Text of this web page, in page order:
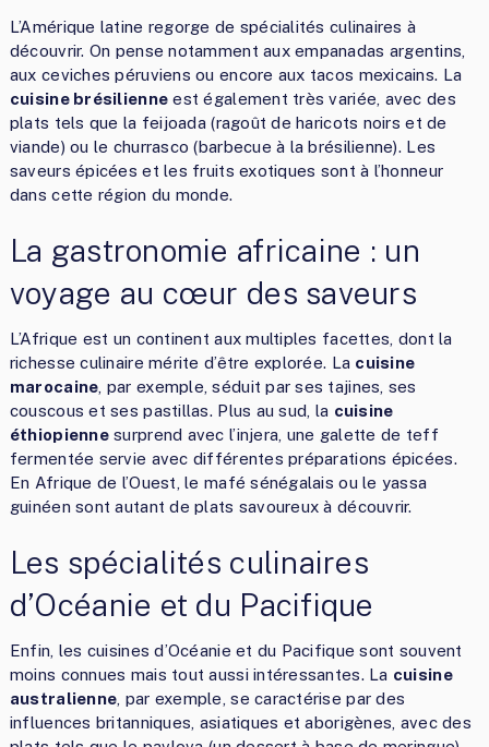
L’Amérique latine regorge de spécialités culinaires à
découvrir. On pense notamment aux empanadas argentins,
aux ceviches péruviens ou encore aux tacos mexicains. La
cuisine brésilienne est également très variée, avec des
plats tels que la feijoada (ragoût de haricots noirs et de
viande) ou le churrasco (barbecue à la brésilienne). Les
saveurs épicées et les fruits exotiques sont à l’honneur
dans cette région du monde.
La gastronomie africaine : un
voyage au cœur des saveurs
L’Afrique est un continent aux multiples facettes, dont la
richesse culinaire mérite d’être explorée. La cuisine
marocaine , par exemple, séduit par ses tajines, ses
couscous et ses pastillas. Plus au sud, la cuisine
éthiopiennesurprend avec l’injera, une galette de teff
fermentée servie avec différentes préparations épicées.
En Afrique de l’Ouest, le mafé sénégalais ou le yassa
guinéen sont autant de plats savoureux à découvrir.
Les spécialités culinaires
d’Océanie et du Pacifique
Enfin, les cuisines d’Océanie et du Pacifique sont souvent
moins connues mais tout aussi intéressantes. La cuisine
australienne , par exemple, se caractérise par des
influences britanniques, asiatiques et aborigènes, avec des